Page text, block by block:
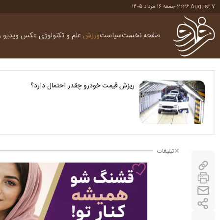
2026 August 7
-جمعه ۱۶ مرداد ۱۴۰۵
صفحه نخستسیاستورزش علم و تکنولوژی عکس ویدیو
ریزش قیمت خودرو چقدر احتمال دارد؟
تبلیغات